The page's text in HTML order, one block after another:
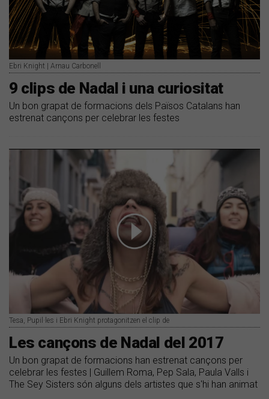
Ebri Knight | Arnau Carbonell
9 clips de Nadal i una curiositat
Un bon grapat de formacions dels Països Catalans han
estrenat cançons per celebrar les festes
Tesa, Pupil·les i Ebri Knight protagonitzen el clip de
Les cançons de Nadal del 2017
Un bon grapat de formacions han estrenat cançons per
celebrar les festes | Guillem Roma, Pep Sala, Paula Valls i
The Sey Sisters són alguns dels artistes que s'hi han animat